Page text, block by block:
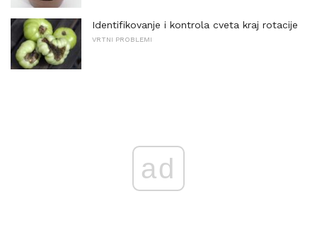
Identifikovanje i kontrola cveta kraj rotacije
VRTNI PROBLEMI
ad